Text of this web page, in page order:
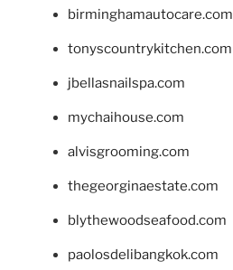
birminghamautocare.com
tonyscountrykitchen.com
jbellasnailspa.com
mychaihouse.com
alvisgrooming.com
thegeorginaestate.com
blythewoodseafood.com
paolosdelibangkok.com